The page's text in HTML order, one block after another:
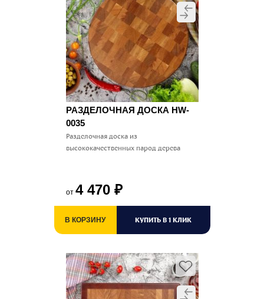
РАЗДЕЛОЧНАЯ ДОСКА HW-
0035
Разделочная доска из
высококачественных парод дерева
от 4 470 ₽
В КОРЗИНУ КУПИТЬ В 1 КЛИК